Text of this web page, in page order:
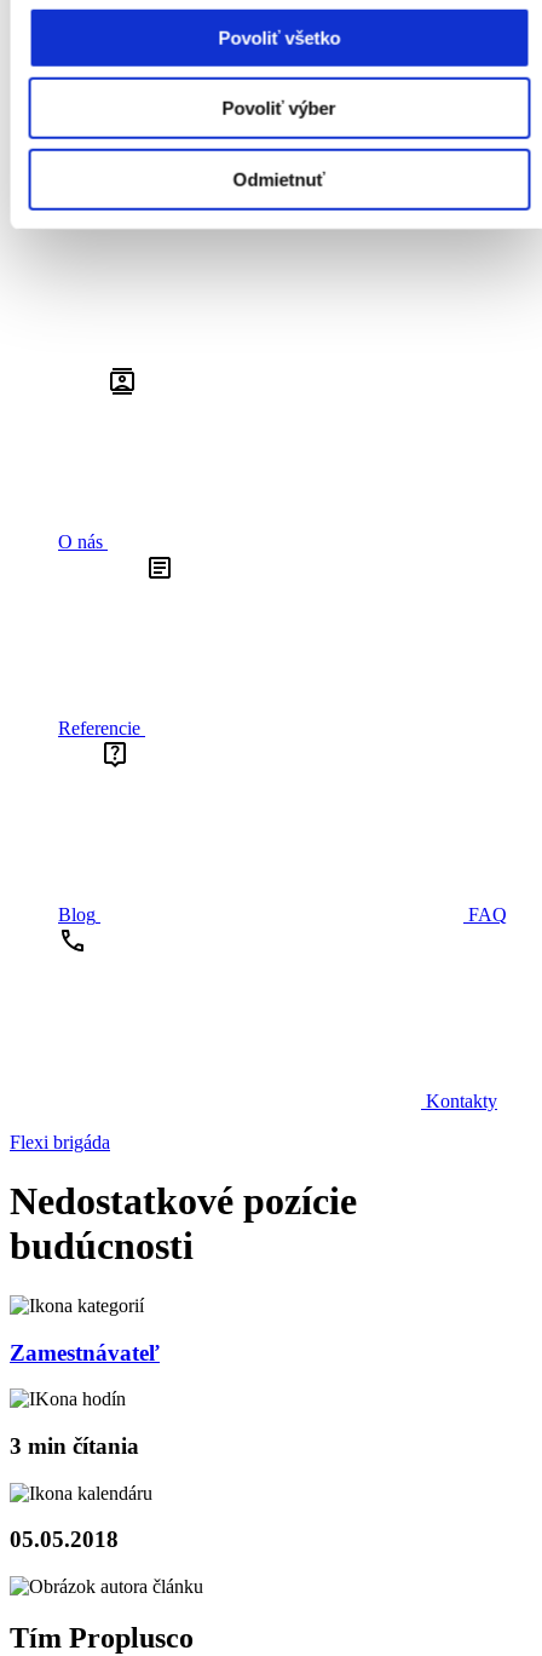
Povoliť všetko
Povoliť výber
Odmietnuť
O nás
Referencie
Blog FAQ
Kontakty
Flexi brigáda
Nedostatkové pozície
budúcnosti
Zamestnávateľ
3 min čítania
05.05.2018
Tím Proplusco